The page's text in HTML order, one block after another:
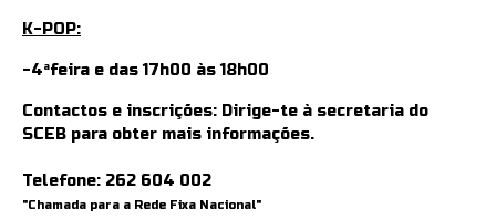
K-POP:
-4ªfeira e das 17h00 às 18h00
Contactos e inscrições: Dirige-te à secretaria do
SCEB para obter mais informações.
Telefone: 262 604 002
"Chamada para a Rede Fixa Nacional"